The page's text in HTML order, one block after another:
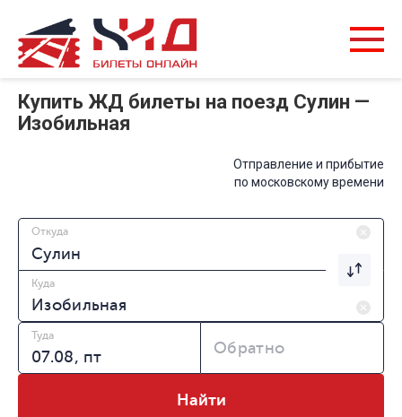
Купить ЖД билеты на поезд Сулин —
Изобильная
Отправление и прибытие
по московскому времени
Откуда
Куда
Туда
Обратно
Найти